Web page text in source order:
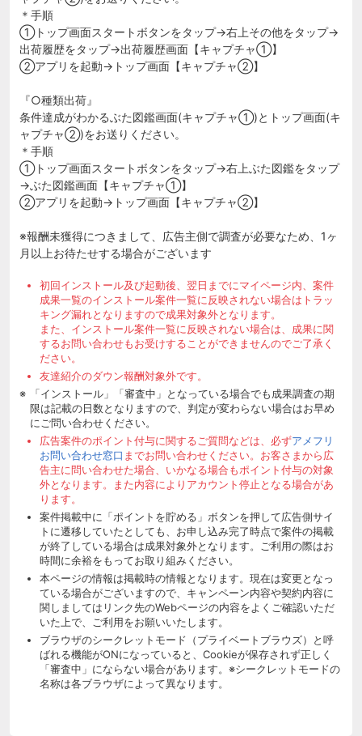
＊手順
①トップ画面スタートボタンをタップ→右上その他をタップ→
出荷履歴をタップ→出荷履歴画面【キャプチャ①】
②アプリを起動→トップ画面【キャプチャ②】
『○種類出荷』
条件達成がわかるぶた図鑑画面(キャプチャ①)とトップ画面(キ
ャプチャ②)をお送りください。
＊手順
①トップ画面スタートボタンをタップ→右上ぶた図鑑をタップ
→ぶた図鑑画面【キャプチャ①】
②アプリを起動→トップ画面【キャプチャ②】
※報酬未獲得につきまして、広告主側で調査が必要なため、1ヶ
月以上お待たせする場合がございます
初回インストール及び起動後、翌日までにマイページ内、案件
成果一覧のインストール案件一覧に反映されない場合はトラッ
キング漏れとなりますので成果対象外となります。
また、インストール案件一覧に反映されない場合は、成果に関
するお問い合わせもお受けすることができませんのでご了承く
ださい。
友達紹介のダウン報酬対象外です。
「インストール」「審査中」となっている場合でも成果調査の期
限は記載の日数となりますので、判定が変わらない場合はお早め
にご問い合わせください。
広告案件のポイント付与に関するご質問などは、必ずアメフリ
お問い合わせ窓口 までお問い合わせください。お客さまから広
告主に問い合わせた場合、いかなる場合もポイント付与の対象
外となります。また内容によりアカウント停止となる場合があ
ります。
案件掲載中に「ポイントを貯める」ボタンを押して広告側サイ
トに遷移していたとしても、お申し込み完了時点で案件の掲載
が終了している場合は成果対象外となります。ご利用の際はお
時間に余裕をもってお取り組みください。
本ページの情報は掲載時の情報となります。現在は変更となっ
ている場合がございますので、キャンペーン内容や契約内容に
関しましてはリンク先のWebページの内容をよくご確認いただ
いた上で、ご利用をお願いいたします。
ブラウザのシークレットモード（プライベートブラウズ）と呼
ばれる機能がONになっていると、Cookieが保存されず正しく
「審査中」にならない場合があります。※シークレットモードの
名称は各ブラウザによって異なります。